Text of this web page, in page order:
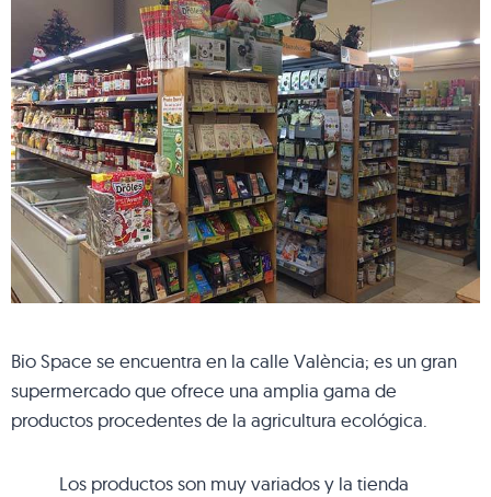
Bio Space se encuentra en la calle València; es un gran
supermercado que ofrece una amplia gama de
productos procedentes de la agricultura ecológica.
Los productos son muy variados y la tienda